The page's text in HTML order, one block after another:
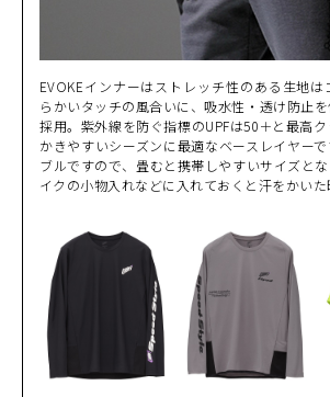
EVOKEインナーはストレッチ性のある生地
らかいタッチの風合いに、吸水性・透け防止
採用。紫外線を防ぐ指標のUPFは50＋と最高
かきやすいシーズンに最適なベースレイヤー
ブルですので、畳むと携帯しやすいサイズと
イクの小物入れなどに入れておくと汗をかいた